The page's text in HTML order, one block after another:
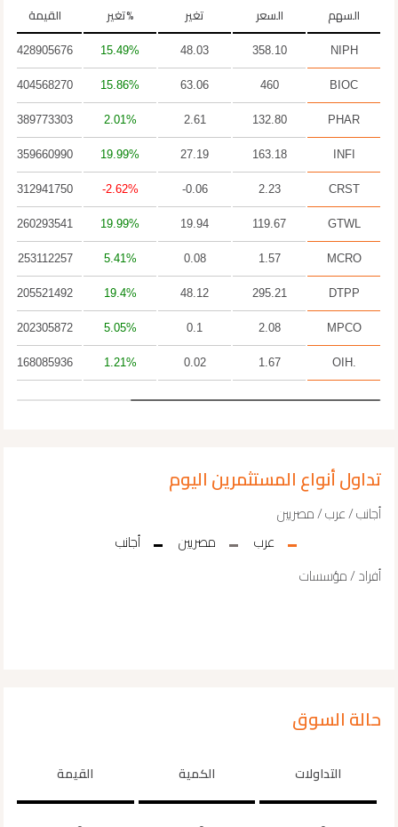
السهم السعر تغير تغير% القيمة
NIPH
358.10
48.03
15.49%
428905676
BIOC
460
63.06
15.86%
404568270
PHAR
132.80
2.61
2.01%
389773303
INFI
163.18
27.19
19.99%
359660990
CRST
2.23
-0.06
-2.62%
312941750
GTWL
119.67
19.94
19.99%
260293541
MCRO
1.57
0.08
5.41%
253112257
DTPP
295.21
48.12
19.4%
205521492
MPCO
2.08
0.1
5.05%
202305872
OIH.
1.67
0.02
1.21%
168085936
تداول أنواع المستثمرين اليوم
أجانب / عرب / مصريين
عرب
مصريين
أجانب
أفراد / مؤسسات
حالة السوق
التداولات الكمية القيمة